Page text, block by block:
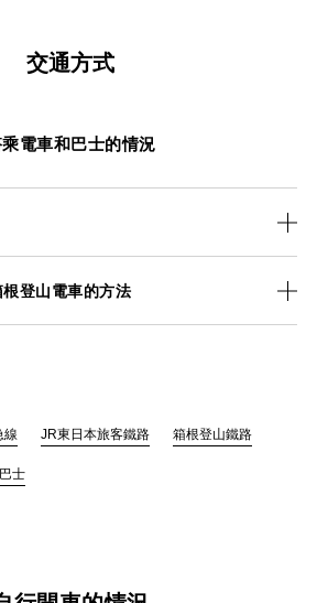
交通方式
電車和巴士的情況
登山電車的方法
線 JR東日本旅客鐵路 箱根登山鐵路
士